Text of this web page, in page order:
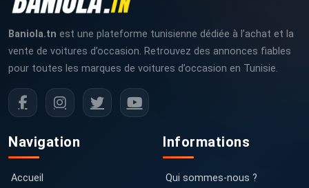
Baniola.tn est une plateforme tunisienne dédiée à l’achat et la
vente de voitures d’occasion. Retrouvez des annonces fiables
pour toutes les marques de voitures d’occasion en Tunisie.
Navigation
Accueil
Informations
Qui sommes-nous ?